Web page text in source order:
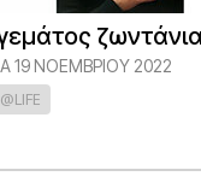
19 ΝΟΕΜΒΡΙΟΥ 2022